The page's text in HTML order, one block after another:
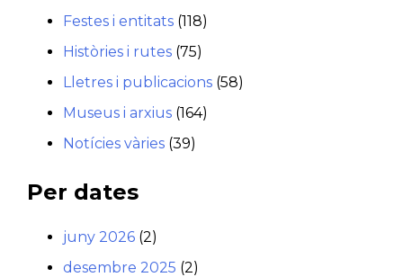
Festes i entitats (118)
Històries i rutes (75)
Lletres i publicacions (58)
Museus i arxius (164)
Notícies vàries (39)
Per dates
juny 2026 (2)
desembre 2025 (2)